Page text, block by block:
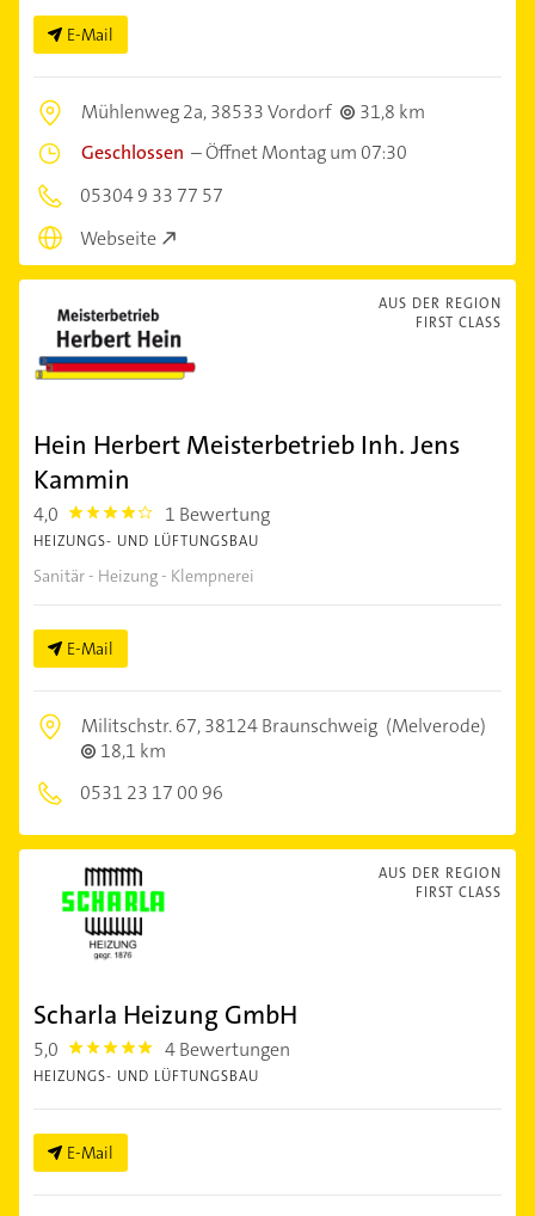
E-Mail
Mühlenweg 2a,38533 Vordorf
31,8 km
Geschlossen –Öffnet Montag um 07:30
05304 9 33 77 57
Webseite
AUS DER REGION
FIRST CLASS
Hein Herbert Meisterbetrieb Inh. Jens
Kammin
4,0 4.0 1 Bewertung
HEIZUNGS- UND LÜFTUNGSBAU
Sanitär - Heizung - Klempnerei
E-Mail
Militschstr. 67,38124 Braunschweig (Melverode)
18,1 km
0531 23 17 00 96
AUS DER REGION
FIRST CLASS
Scharla Heizung GmbH
5,0 5.0 4 Bewertungen
HEIZUNGS- UND LÜFTUNGSBAU
E-Mail